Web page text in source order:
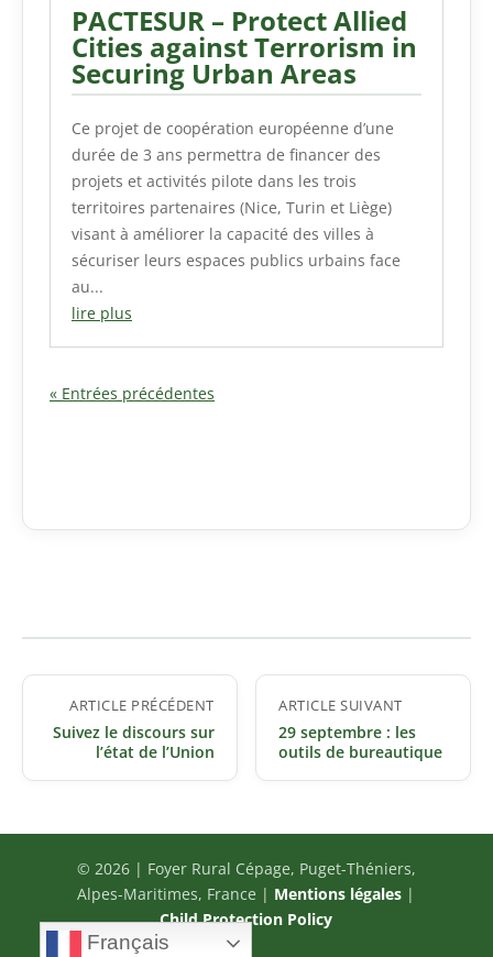
PACTESUR – Protect Allied
Cities against Terrorism in
Securing Urban Areas
Ce projet de coopération européenne d’une
durée de 3 ans permettra de financer des
projets et activités pilote dans les trois
territoires partenaires (Nice, Turin et Liège)
visant à améliorer la capacité des villes à
sécuriser leurs espaces publics urbains face
au...
lire plus
« Entrées précédentes
Navigation
l’article
ARTICLE PRÉCÉDENT
Suivez le discours sur
l’état de l’Union
ARTICLE SUIVANT
29 septembre : les
outils de bureautique
© 2026 | Foyer Rural Cépage, Puget-Théniers,
Alpes-Maritimes, France | Mentions légales |
Child Protection Policy
Français